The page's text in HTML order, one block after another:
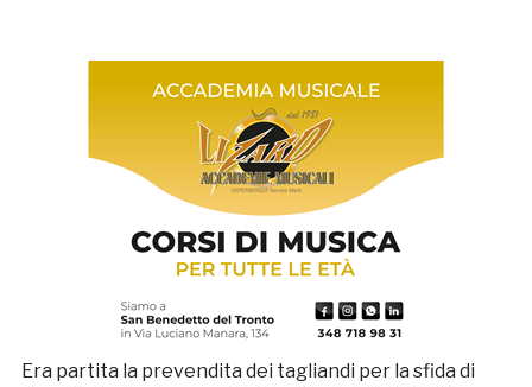
Era partita la prevendita dei tagliandi per la sfida di